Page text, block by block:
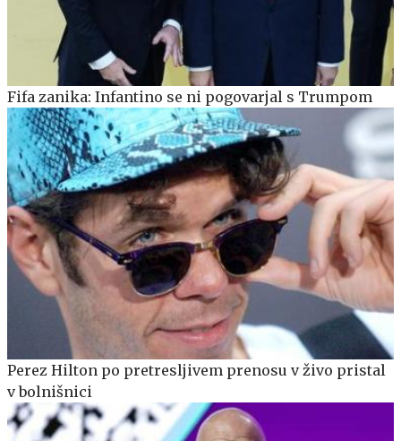
Fifa zanika: Infantino se ni pogovarjal s Trumpom
Perez Hilton po pretresljivem prenosu v živo pristal
v bolnišnici